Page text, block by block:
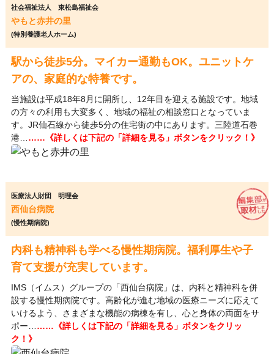
社会福祉法人 東松島福祉会
やもと赤井の里
(特別養護老人ホーム)
駅から徒歩5分。マイカー通勤もOK。ユニットケ
アの、家庭的な特養です。
当施設は平成18年8月に開所し、12年目を迎える施設です。地域
の方々の利用も大変多く、地域の福祉の相談窓口となっていま
す。JR仙石線から徒歩5分の住宅街の中にあります。三陸道石巻
港… ……《詳しくは下記の「詳細を見る」ボタンをクリック！》
医療法人財団 明理会
西仙台病院
(慢性期病院)
内科も精神科も学べる慢性期病院。福利厚生や子
育て支援が充実しています。
IMS（イムス）グループの「西仙台病院」は、内科と精神科を併
設する慢性期病院です。高齢化が進む地域の医療ニーズに応えて
いけるよう、さまざまな機能の病棟を有し、心と身体の両面をサ
ポー… ……《詳しくは下記の「詳細を見る」ボタンをクリッ
ク！》